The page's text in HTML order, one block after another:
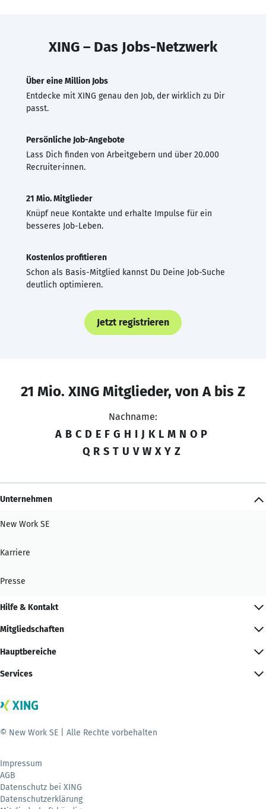
XING – Das Jobs-Netzwerk
Über eine Million Jobs
Entdecke mit XING genau den Job, der wirklich zu Dir
passt.
Persönliche Job-Angebote
Lass Dich finden von Arbeitgebern und über 20.000
Recruiter·innen.
21 Mio. Mitglieder
Knüpf neue Kontakte und erhalte Impulse für ein
besseres Job-Leben.
Kostenlos profitieren
Schon als Basis-Mitglied kannst Du Deine Job-Suche
deutlich optimieren.
Jetzt registrieren
21 Mio. XING Mitglieder, von A bis Z
Nachname:
A B C D E F G H I J K L M N O P
Q R S T U V W X Y Z
Unternehmen
New Work SE
Karriere
Presse
Hilfe & Kontakt
Mitgliedschaften
Hauptbereiche
Services
© New Work SE | Alle Rechte vorbehalten
Impressum
AGB
Datenschutz bei XING
Datenschutzerklärung